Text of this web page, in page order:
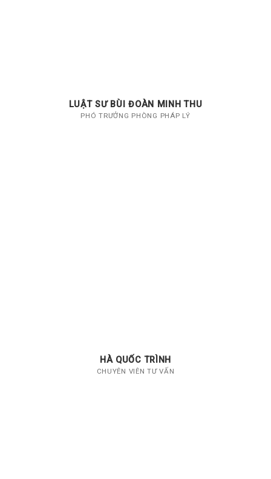
LUẬT SƯ BÙI ĐOÀN MINH THU
PHÓ TRƯỞNG PHÒNG PHÁP LÝ
HÀ QUỐC TRÌNH
CHUYÊN VIÊN TƯ VẤN